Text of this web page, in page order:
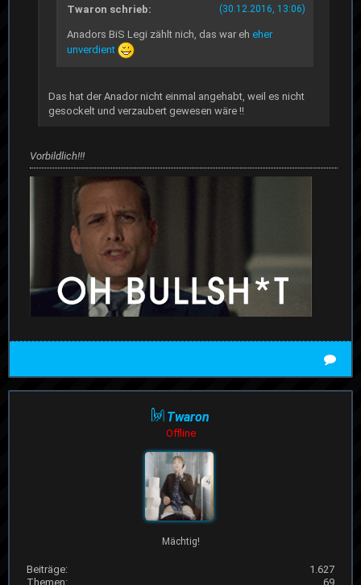
(30.12.2016, 13:06)
Twaron schrieb:
Anadors BiS Legi zählt nich, das war eh eher
unverdient
Das hat der Anador nicht einmal angehabt, weil es nicht
gesockelt und verzaubert gewesen wäre !!
Vorbildlich!!!
Twaron
Offline
Mächtig!
Beiträge:
1.627
Themen:
69